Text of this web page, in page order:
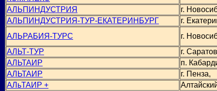
АЛЬПИНДУСТРИЯ
г.
АЛЬПИНДУСТРИЯ-ТУР-ЕКАТЕРИНБУРГ
г.
АЛЬРАБИЯ-ТУРС
г.
АЛЬТ-ТУР
г.
АЛЬТАИР
п.
АЛЬТАИР
г. Пенза,
АЛьТАИР +